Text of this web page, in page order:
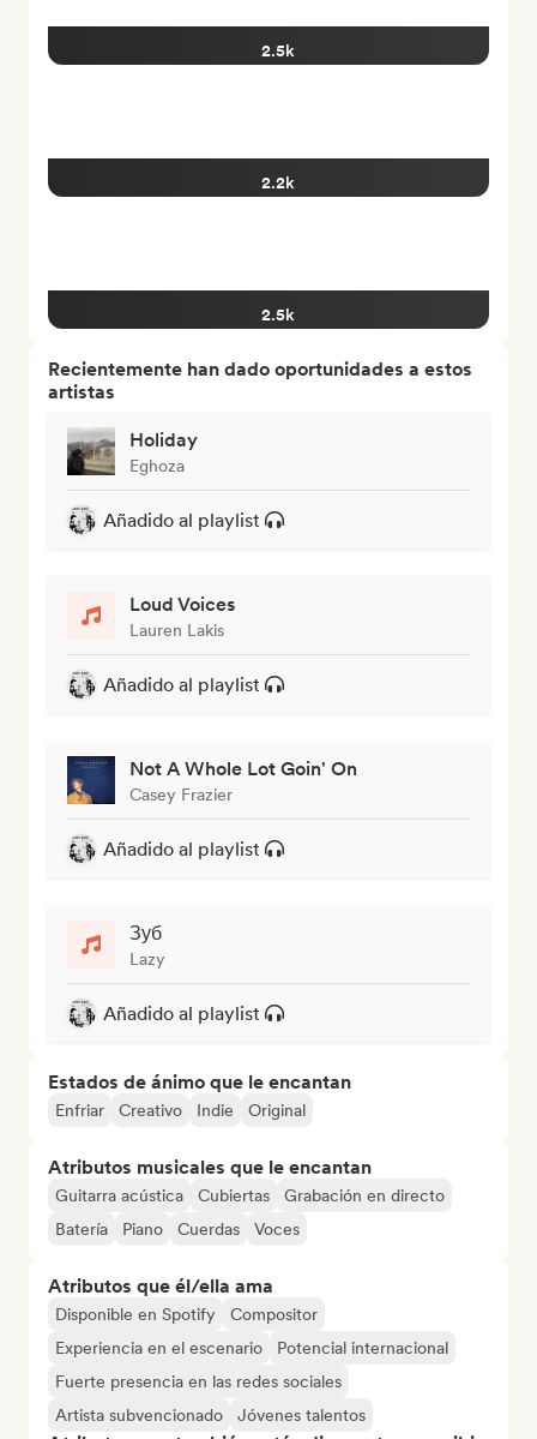
2.5k
2.2k
2.5k
Recientemente han dado oportunidades a estos
artistas
Holiday
Eghoza
Añadido al playlist
Loud Voices
Lauren Lakis
Añadido al playlist
Not A Whole Lot Goin' On
Casey Frazier
Añadido al playlist
Зуб
Lazy
Añadido al playlist
Estados de ánimo que le encantan
Enfriar Creativo Indie Original
Atributos musicales que le encantan
Guitarra acústica Cubiertas
Grabación en directo
Batería
Piano Cuerdas Voces
Atributos que él/ella ama
Disponible en Spotify
Compositor
Experiencia en el escenario
Potencial internacional
Fuerte presencia en las redes sociales
Artista subvencionado
Jóvenes talentos